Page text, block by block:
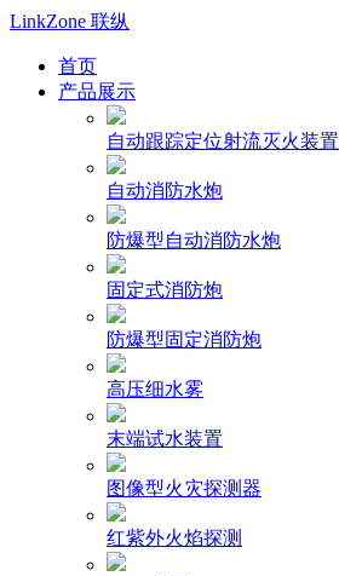
LinkZone 联纵
首页
产品展示
自动跟踪定位射流灭火装置
自动消防水炮
防爆型自动消防水炮
固定式消防炮
防爆型固定消防炮
高压细水雾
末端试水装置
图像型火灾探测器
红紫外火焰探测